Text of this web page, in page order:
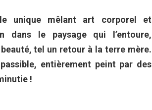
unique mêlant art corporel et
dans le paysage qui l’entoure,
tel un retour à la terre mère.
entièrement peint par des
!